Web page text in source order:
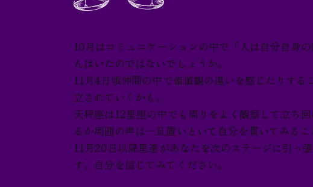
10月はコミュニケーションの中で「人は自分自身
んはいたのではないでしょうか。
11月4日頃仲間の中で価値観の違いを感じたりす
立されていくかも。
天秤座は12星座の中でも周りをよく観察して立ち
るか周囲の声は一旦置いといて自分を貫いてみるこ
11月20日以降星達があなたを次のステージに引っ
す。自分を信じてみてください。
お問い合わせ